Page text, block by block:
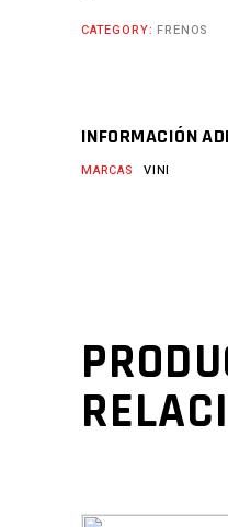
CATEGORY: FRENOS
INFORMACIÓN
MARCAS VINI